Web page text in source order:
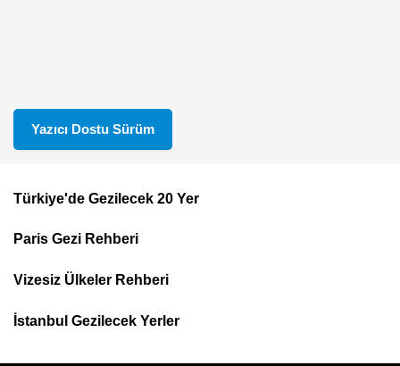
Yazıcı Dostu Sürüm
Footer
Top
Menu
Türkiye'de Gezilecek 20 Yer
Paris Gezi Rehberi
Vizesiz Ülkeler Rehberi
İstanbul Gezilecek Yerler